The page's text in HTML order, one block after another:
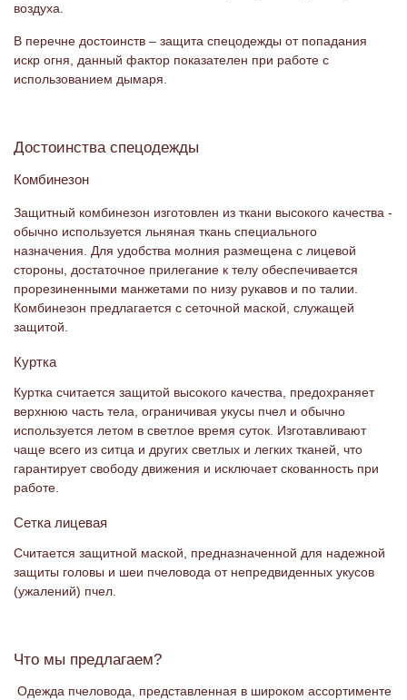
воздуха.
В перечне достоинств – защита спецодежды от попадания
искр огня, данный фактор показателен при работе с
использованием дымаря.
Достоинства спецодежды
Комбинезон
Защитный комбинезон изготовлен из ткани высокого качества -
обычно используется льняная ткань специального
назначения. Для удобства молния размещена с лицевой
стороны, достаточное прилегание к телу обеспечивается
прорезиненными манжетами по низу рукавов и по талии.
Комбинезон предлагается с сеточной маской, служащей
защитой.
Куртка
Куртка считается защитой высокого качества, предохраняет
верхнюю часть тела, ограничивая укусы пчел и обычно
используется летом в светлое время суток. Изготавливают
чаще всего из ситца и других светлых и легких тканей, что
гарантирует свободу движения и исключает скованность при
работе.
Сетка лицевая
Считается защитной маской, предназначенной для надежной
защиты головы и шеи пчеловода от непредвиденных укусов
(ужалений) пчел.
Что мы предлагаем?
Одежда пчеловода, представленная в широком ассортименте